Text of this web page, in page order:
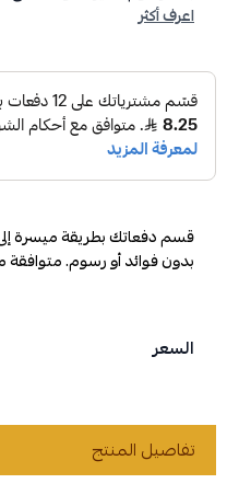
اعرف أكثر
بدون فوائد أو رسوم.
السعر
تفاصيل المنتج